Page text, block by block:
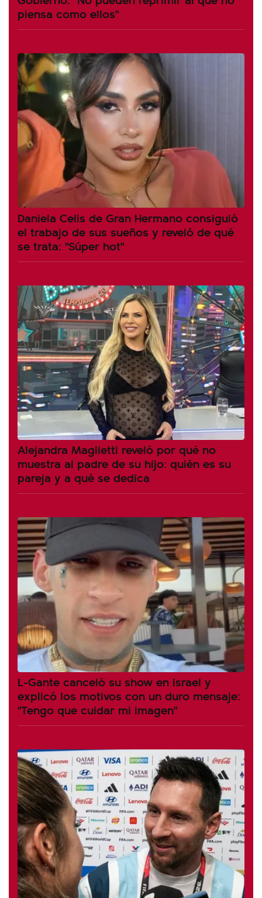
piensa como ellos"
Daniela Celis de Gran Hermano consiguió
el trabajo de sus sueños y reveló de qué
se trata: "Súper hot"
Alejandra Maglietti reveló por qué no
muestra al padre de su hijo: quién es su
pareja y a qué se dedica
L-Gante canceló su show en Israel y
explicó los motivos con un duro mensaje:
"Tengo que cuidar mi imagen"